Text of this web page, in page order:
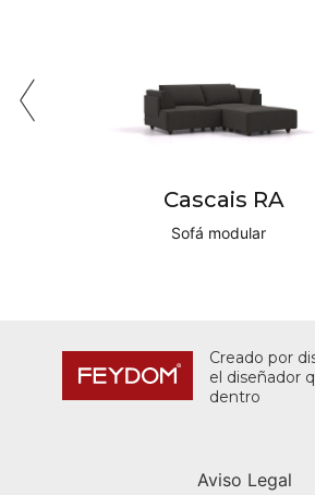
Cascais RA
Sofá modular
Creado por
el diseñador
dentro
Aviso Legal